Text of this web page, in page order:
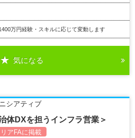
万円経験・スキルに応じて変動します
気になる
シアティブ
体DXを担うインフラ営業＞
アFAに掲載